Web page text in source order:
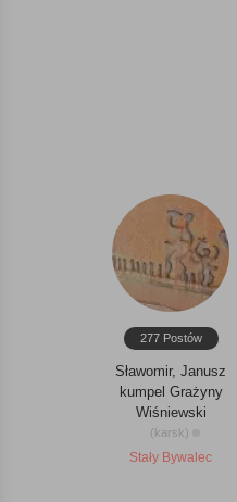
277 Postów
Sławomir, Janusz
kumpel Grażyny
Wiśniewski
(karsk)
Stały Bywalec